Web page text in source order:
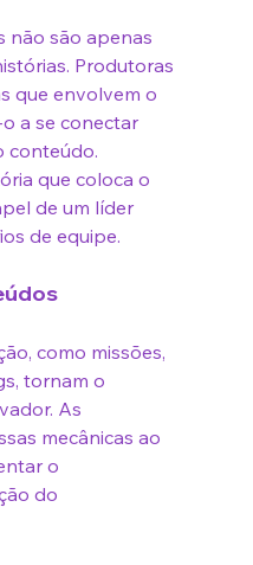
não são apenas
Produtoras
que envolvem o
a se conectar
conteúdo.
que coloca o
de um líder
de equipe.
como missões,
tornam o
As
mecânicas ao
o
do